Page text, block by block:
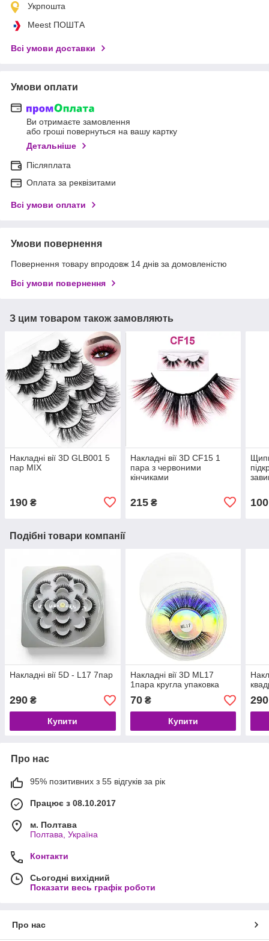
Укрпошта
Meest ПОШТА
Всі умови доставки
Умови оплати
Ви отримаєте замовлення
або гроші повернуться на вашу картку
Детальніше
Післяплата
Оплата за реквізитами
Всі умови оплати
Умови повернення
Повернення товару впродовж 14 днів за домовленістю
Всі умови повернення
З цим товаром також замовляють
Накладні вії 3D GLB001 5
пар MIX
190 ₴
Накладні вії 3D CF15 1
пара з червоними
кінчиками
215₴ 100
Подібні товари компанії
Накладні вії 5D - L17 7пар
290 ₴
Купити
Накладні вії 3D ML17
1пара кругла упаковка
70₴
Купити
290
Про нас
95% позитивних з 55 відгуків за рік
Працює з 08.10.2017
м. Полтава
Полтава, Україна
Контакти
Сьогодні вихідний
Показати весь графік роботи
Про нас